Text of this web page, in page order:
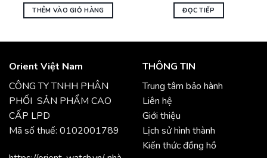
7.406.000₫.
THÊM VÀO GIỎ HÀNG 10.028.000₫.ĐỌC TIẾP
Orient Việt Nam
CÔNG TY TNHH PHÂN
PHỐI SẢN PHẨM CAO
CẤP LPD
Mã số thuế: 0102001789
THÔNG TIN
Trung tâm bảo hành
Liên hệ
Giới thiệu
Lịch sử hình thành
Kiến thức đồng hồ